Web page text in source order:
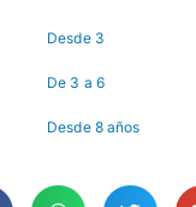
Desde 3
De 3 a 6
Desde 8 años